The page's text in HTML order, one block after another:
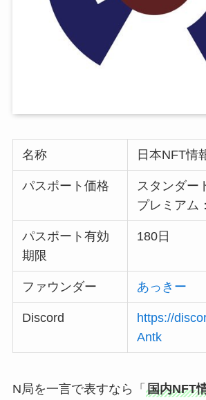
名称 日本NFT情
パスポート価格
スタンダー
プレミアム
パスポート有効
期限
180日
ファウンダー あっきー
Discord
https://
Antk
N局を一言で表すなら「 国内NFT